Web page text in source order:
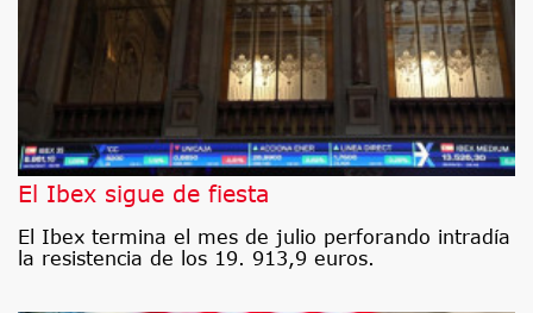
El Ibex sigue de fiesta
El Ibex termina el mes de julio perforando intradía
la resistencia de los 19. 913,9 euros.